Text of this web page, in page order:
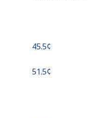
⁦45.5¢⁩
⁦51.5¢⁩